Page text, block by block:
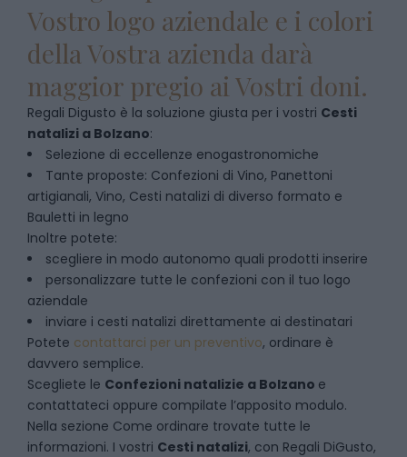
Vostro logo aziendale e i colori
della Vostra azienda darà
maggior pregio ai Vostri doni.
Regali Digusto è la soluzione giusta per i vostri Cesti
natalizi a Bolzano:
Selezione di eccellenze enogastronomiche
Tante proposte: Confezioni di Vino, Panettoni
artigianali, Vino, Cesti natalizi di diverso formato e
Bauletti in legno
Inoltre potete:
scegliere in modo autonomo quali prodotti inserire
personalizzare tutte le confezioni con il tuo logo
aziendale
inviare i cesti natalizi direttamente ai destinatari
Potete contattarci per un preventivo, ordinare è
davvero semplice.
Scegliete le Confezioni natalizie a Bolzano e
contattateci oppure compilate l’apposito modulo.
Nella sezione Come ordinare trovate tutte le
informazioni. I vostri Cesti natalizi, con Regali DiGusto,